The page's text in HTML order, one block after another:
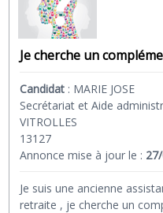
Je cherche un
Candidat : MARIE JOSE
Secrétariat et Aide
VITROLLES
13127
Annonce mise à jour le :
Je suis une ancienne
retraite , je cherche un